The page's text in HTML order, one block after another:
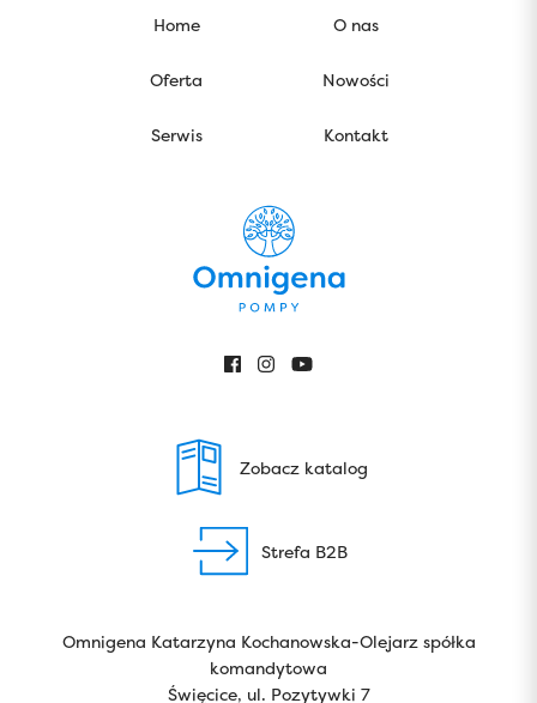
Home O nas
Oferta Nowości
Serwis Kontakt
Zobacz katalog
Strefa B2B
Omnigena Katarzyna Kochanowska-Olejarz spółka
komandytowa
Święcice, ul. Pozytywki 7